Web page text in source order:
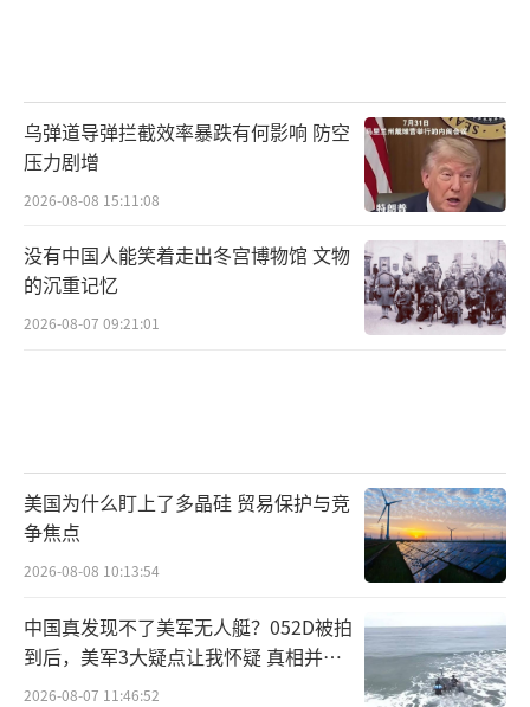
乌弹道导弹拦截效率暴跌有何影响 防空
压力剧增
2026-08-08 15:11:08
没有中国人能笑着走出冬宫博物馆 文物
的沉重记忆
2026-08-07 09:21:01
美国为什么盯上了多晶硅 贸易保护与竞
争焦点
2026-08-08 10:13:54
中国真发现不了美军无人艇？052D被拍
到后，美军3大疑点让我怀疑 真相并非
如此
2026-08-07 11:46:52